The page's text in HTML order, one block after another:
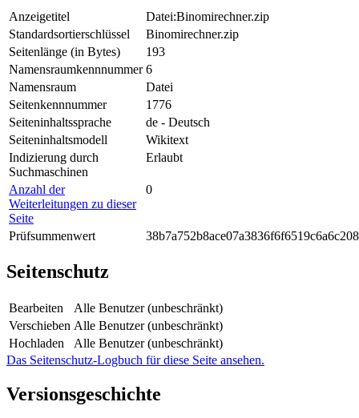
Anzeigetitel
Datei:Binomirechner.zip
Standardsortierschlüssel
Binomirechner.zip
Seitenlänge (in Bytes)
193
Namensraumkennnummer 6
Namensraum
Datei
Seitenkennnummer
1776
Seiteninhaltssprache
de - Deutsch
Seiteninhaltsmodell
Wikitext
Indizierung durch
Suchmaschinen
Erlaubt
Anzahl der
Weiterleitungen zu dieser
Seite
0
Prüfsummenwert
Seitenschutz
Bearbeiten
Alle Benutzer (unbeschränkt)
Verschieben Alle Benutzer (unbeschränkt)
Hochladen
Alle Benutzer (unbeschränkt)
Das Seitenschutz-Logbuch für diese Seite ansehen.
Versionsgeschichte